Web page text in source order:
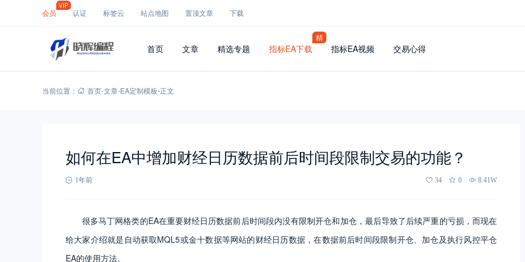
会员
VIP
认证 标签云 站点地图 置顶文章 下载
首页 文章 精选专题 指标EA下载
精
指标EA视频 交易心得
当前位置： 首页-文章-EA定制模板-正文
如何在EA中增加财经日历数据前后时间段限制交易的功能？
1年前 34 0 8.41W
很多马丁网格类的EA在重要财经日历数据前后时间段内没有限制开仓和加仓，最后导致了后续严重的亏损，而现在
给大家介绍就是自动获取MQL5或金十数据等网站的财经日历数据，在数据前后时间段限制开仓、加仓及执行风控平仓
EA的使用方法。